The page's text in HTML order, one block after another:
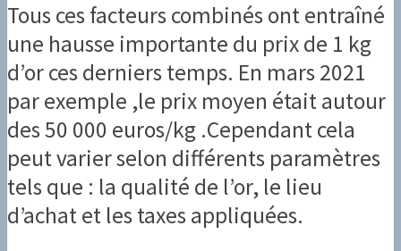
Tous ces facteurs combinés ont entraîné
une hausse importante du prix de 1 kg
d’or ces derniers temps. En mars 2021
par exemple ,le prix moyen était autour
des 50 000 euros/kg .Cependant cela
peut varier selon différents paramètres
tels que : la qualité de l’or, le lieu
d’achat et les taxes appliquées.